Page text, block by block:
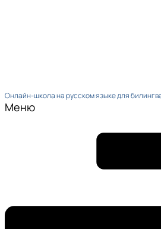
Онлайн-школа на русском языке для
Меню